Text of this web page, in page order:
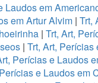
Laudos em
em Artur Alvim | Trt,
| Trt, Art,
| Trt, Art, Perícias
Perícias e Laudos
e Laudos em